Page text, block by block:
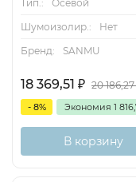
Тип.:
Осевой
Шумоизолир.:
Нет
Бренд:
SANMU
18 369,51 ₽ 20 186,27
- 8% Экономия 1
В корзину